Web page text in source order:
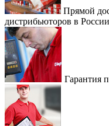
Прямой
дистрибьюторов в России
Гарантия